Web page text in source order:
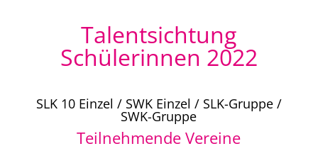
Talentsichtung
Schülerinnen 2022
SLK 10 Einzel / SWK Einzel / SLK-Gruppe /
SWK-Gruppe
Teilnehmende Vereine